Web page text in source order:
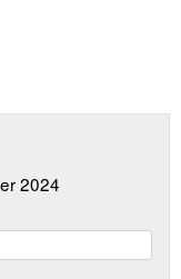
2024